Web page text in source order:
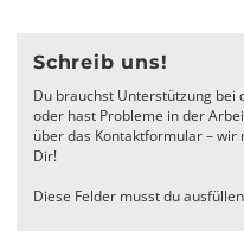
Schreib uns!
Du brauchst Unterstützung bei
oder hast Probleme in der
über das Kontaktformular – wir
Dir!
Diese Felder musst du